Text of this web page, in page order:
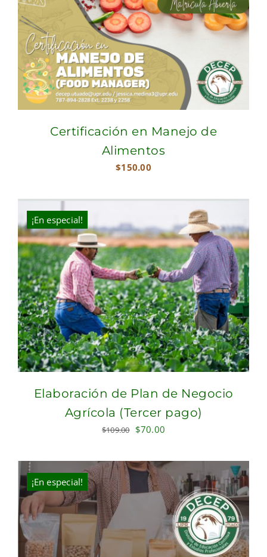
Certificación en Manejo de
Alimentos
$150.00
¡En especial!
Elaboración de Plan de Negocio
Agrícola (Tercer pago)
$109.00 Original
was:
$109.00.
$70.00
is:
$70.00.
¡En especial!